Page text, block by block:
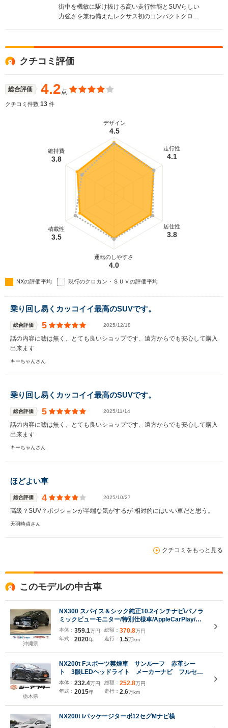
街中を機敏に駆け抜ける高い走行性能とSUVらしい
力強さを兼ね備えたレクサス初のコンパクトクロス
ングターボと、2.5Lのハイブリッドが用意される。
ハイブリッド仕様はFF車と4WD車で出力特性が違
い、前者は最高出力152ps（エンジン）＋
143ps（フロントモーター）／206N・m（同）＋
270N・m。後者は後輪モーターにより68ps／
139N・mが加算される。組み合わされるミッション
境性能を両立している（2014.7）
クチコミ評価
総合評価 4.2点
クチコミ件数 13 件
デザイン
4.5
走行性
4.1
居住性
3.8
運転のしやすさ
4.0
積載性
3.5
維持費
3.8
NXの評価平均 現行のクロカン・ＳＵＶの評価平均
乗り回し易くカッコイイ最高のSUVです。
総合評価 5 2025/12/18
話の内容に嘘は無く、とても良いショップです、遠方からでも安心して購入
出来ます
キーちゃんさん
乗り回し易くカッコイイ最高のSUVです。
総合評価 5 2025/11/14
話の内容に嘘は無く、とても良いショップです、遠方からでも安心して購入
出来ます
キーちゃんさん
ほどよい車
総合評価 4 2025/10/27
高級？SUV？ポジションが半端な気がするが 相対的にはいい車だと思う。
天羽時貞さん
クチコミをもっと見る
このモデルの中古車
沖縄県
NX300 スパイス＆シック純正10.2インチナビ/パノラ
ミックビューモニター/特別仕様車/AppleCarPlay/レ
ーダークルーズコントロール/シートベンチレーショ
ン/シートヒーター/ブラインドスポットモニター/電動
リアゲート/ETC2.0/LED
本体： 359.1万円
年式： 2020年
総額： 370.8万円
走行： 1.5万km
栃木県
NX200t Fスポーツ禁煙車 サンルーフ 赤革シー
ト 3眼LEDヘッドライト メーカーナビ フルセ
グ アダプティブクルーズコントロール メモリー
パワーシート シートクーラー ステアリングヒータ
ー パドルシフト
本体： 232.4万円
年式： 2015年
総額： 252.8万円
走行： 2.6万km
NX200t Iパッケージターボ12セグMナビ横